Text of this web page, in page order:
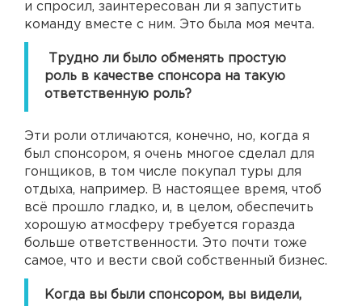
и спросил, заинтересован ли я запустить
команду вместе с ним. Это была моя мечта.
Трудно ли было обменять простую
роль в качестве спонсора на такую
ответственную роль?
Эти роли отличаются, конечно, но, когда я
был спонсором, я очень многое сделал для
гонщиков, в том числе покупал туры для
отдыха, например. В настоящее время, чтоб
всё прошло гладко, и, в целом, обеспечить
хорошую атмосферу требуется горазда
больше ответственности. Это почти тоже
самое, что и вести свой собственный бизнес.
Когда вы были спонсором, вы видели,